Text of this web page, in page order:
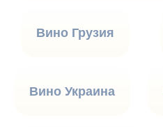
Вино Грузия
Вино Украина